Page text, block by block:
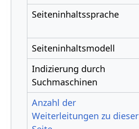
Seiteninhaltssprache
Seiteninhaltsmodell
Indizierung durch
Suchmaschinen
Anzahl der
Weiterleitungen zu dieser